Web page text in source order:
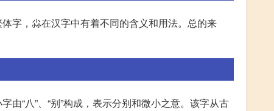
字，尛在汉字中有着不同的含义和用法。总的来
“八”、“别”构成，表示分别和微小之意。该字从古